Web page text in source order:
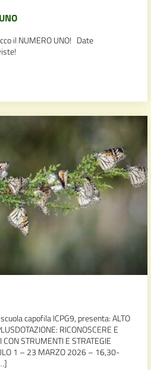
il NUMERO UNO! Date
capofila ICPG9, presenta: ALTO
RICONOSCERE E
STRUMENTI E STRATEGIE
1 – 23 MARZO 2026 – 16,30-